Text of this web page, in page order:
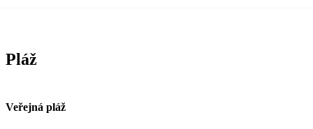
Pláž
Veřejná pláž